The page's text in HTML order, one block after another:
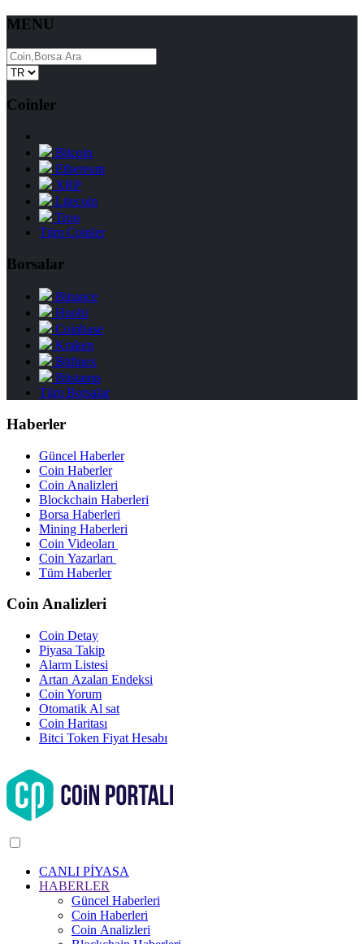
MENU
Coinler
Bitcoin
Ethereum
XRP
Litecoin
Tron
Tüm Coinler
Borsalar
Binance
Huobi
Coinbase
Kraken
Bitfinex
Bitstamp
Tüm Borsalar
Haberler
Güncel Haberler
Coin Haberler
Coin Analizleri
Blockchain Haberleri
Borsa Haberleri
Mining Haberleri
Coin Videoları
Coin Yazarları
Tüm Haberler
Coin Analizleri
Coin Detay
Piyasa Takip
Alarm Listesi
Artan Azalan Endeksi
Coin Yorum
Otomatik Al sat
Coin Haritası
Bitci Token Fiyat Hesabı
CANLI PİYASA
HABERLER
Güncel Haberleri
Coin Haberleri
Coin Analizleri